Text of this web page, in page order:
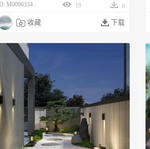
M0096334 19 0
 收藏  下载